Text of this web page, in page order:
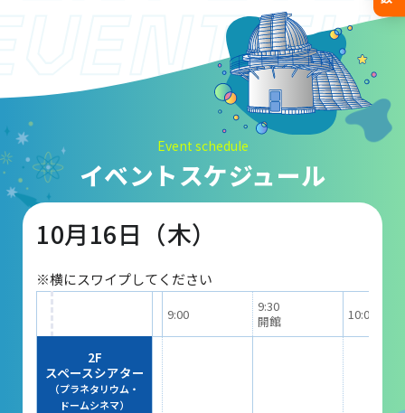
山梨県立科学館について
団体予約受付
2026年度の利用はこちら
施設案内
フロアガイド
Event schedule
イベントスケジュール
10月16日（木）
※横にスワイプしてください
9:00
9:30
開館
10:00
2F
スペースシアター
（プラネタリウム・
ドームシネマ）